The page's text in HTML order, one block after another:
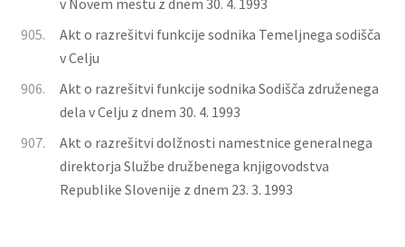
v Novem mestu z dnem 30. 4. 1993
905.
Akt o razrešitvi funkcije sodnika Temeljnega sodišča
v Celju
906.
Akt o razrešitvi funkcije sodnika Sodišča združenega
dela v Celju z dnem 30. 4. 1993
907.
Akt o razrešitvi dolžnosti namestnice generalnega
direktorja Službe družbenega knjigovodstva
Republike Slovenije z dnem 23. 3. 1993